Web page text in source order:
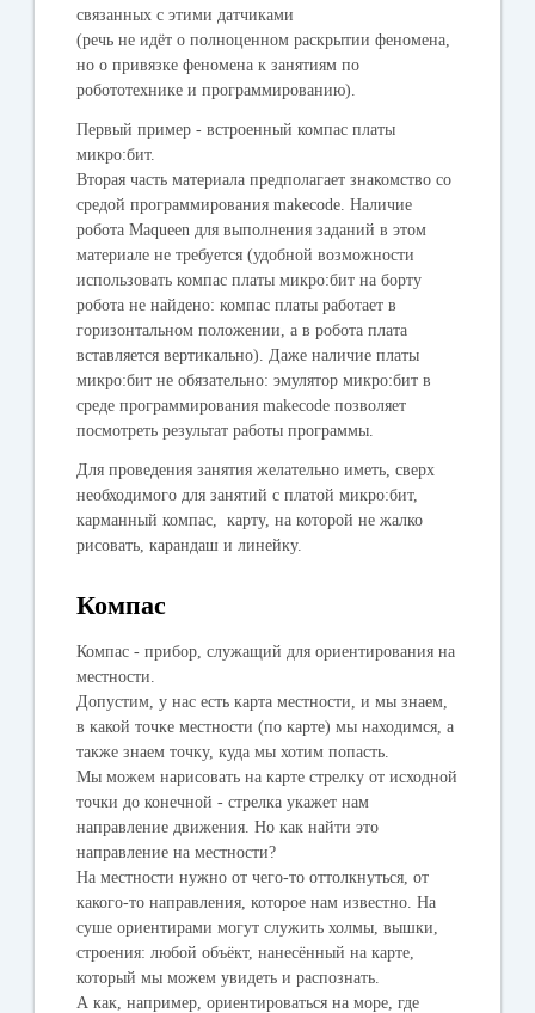
связанных с этими датчиками
(речь не идёт о полноценном раскрытии феномена,
но о привязке феномена к занятиям по
робототехнике и программированию).
Первый пример - встроенный компас платы
микро:бит.
Вторая часть материала предполагает знакомство со
средой программирования makecode. Наличие
робота Maqueen для выполнения заданий в этом
материале не требуется (удобной возможности
использовать компас платы микро:бит на борту
робота не найдено: компас платы работает в
горизонтальном положении, а в робота плата
вставляется вертикально). Даже наличие платы
микро:бит не обязательно: эмулятор микро:бит в
среде программирования makecode позволяет
посмотреть результат работы программы.
Для проведения занятия желательно иметь, сверх
необходимого для занятий с платой микро:бит,
карманный компас, карту, на которой не жалко
рисовать, карандаш и линейку.
Компас
Компас - прибор, служащий для ориентирования на
местности.
Допустим, у нас есть карта местности, и мы знаем,
в какой точке местности (по карте) мы находимся, а
также знаем точку, куда мы хотим попасть.
Мы можем нарисовать на карте стрелку от исходной
точки до конечной - стрелка укажет нам
направление движения. Но как найти это
направление на местности?
На местности нужно от чего-то оттолкнуться, от
какого-то направления, которое нам известно. На
суше ориентирами могут служить холмы, вышки,
строения: любой объёкт, нанесённый на карте,
который мы можем увидеть и распознать.
А как, например, ориентироваться на море, где